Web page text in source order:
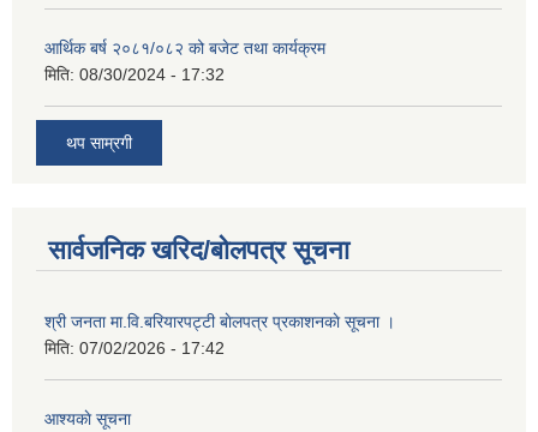
आर्थिक बर्ष २०८१/०८२ को बजेट तथा कार्यक्रम
मिति: 08/30/2024 - 17:32
थप साम्रगी
सार्वजनिक खरिद/बोलपत्र सूचना
श्री जनता मा.वि.बरियारपट्टी बाेलपत्र प्रकाशनकाे सूचना ।
मिति: 07/02/2026 - 17:42
आश्यकाे सूचना